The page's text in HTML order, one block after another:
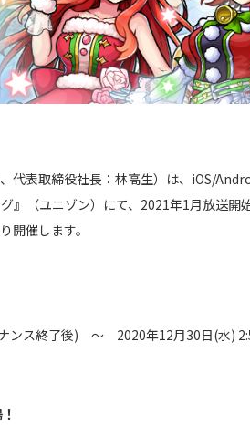
代表取締役社長：林高生）は、iOS/
』（ユニゾン）にて、2021年1月放送開
催します。
ンス終了後) ～ 2020年12月30日(水)